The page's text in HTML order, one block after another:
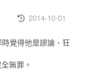
2014-10-01
覺得他是謬論、狂
無罪。